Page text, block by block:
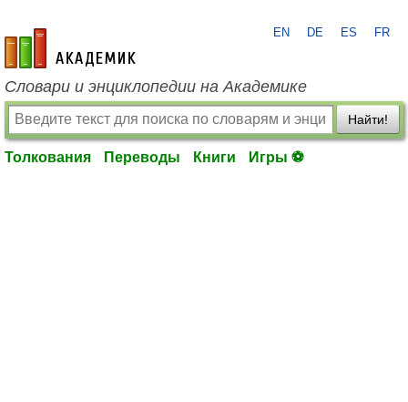
academic.ru
EN DE ES FR
Словари и энциклопедии на Академике
Найти!
Толкования Переводы Книги Игры ⚽